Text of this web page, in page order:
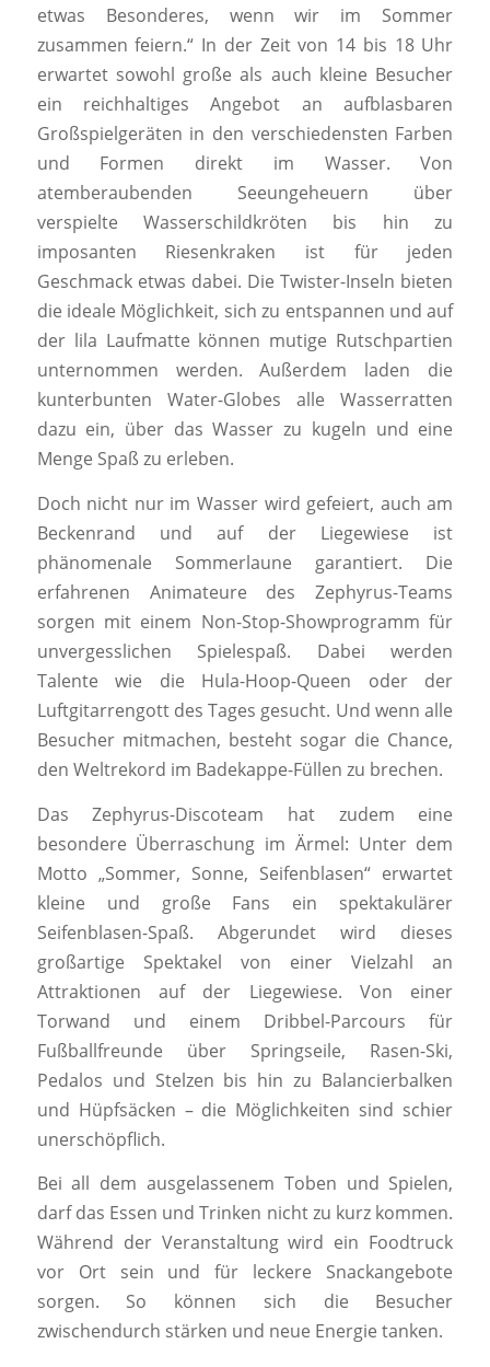
etwas Besonderes, wenn wir im Sommer
zusammen feiern.“ In der Zeit von 14 bis 18 Uhr
erwartet sowohl große als auch kleine Besucher
ein reichhaltiges Angebot an aufblasbaren
Großspielgeräten in den verschiedensten Farben
und Formen direkt im Wasser. Von
atemberaubenden Seeungeheuern über
verspielte Wasserschildkröten bis hin zu
imposanten Riesenkraken ist für jeden
Geschmack etwas dabei. Die Twister-Inseln bieten
die ideale Möglichkeit, sich zu entspannen und auf
der lila Laufmatte können mutige Rutschpartien
unternommen werden. Außerdem laden die
kunterbunten Water-Globes alle Wasserratten
dazu ein, über das Wasser zu kugeln und eine
Menge Spaß zu erleben.
Doch nicht nur im Wasser wird gefeiert, auch am
Beckenrand und auf der Liegewiese ist
phänomenale Sommerlaune garantiert. Die
erfahrenen Animateure des Zephyrus-Teams
sorgen mit einem Non-Stop-Showprogramm für
unvergesslichen Spielespaß. Dabei werden
Talente wie die Hula-Hoop-Queen oder der
Luftgitarrengott des Tages gesucht. Und wenn alle
Besucher mitmachen, besteht sogar die Chance,
den Weltrekord im Badekappe-Füllen zu brechen.
Das Zephyrus-Discoteam hat zudem eine
besondere Überraschung im Ärmel: Unter dem
Motto „Sommer, Sonne, Seifenblasen“ erwartet
kleine und große Fans ein spektakulärer
Seifenblasen-Spaß. Abgerundet wird dieses
großartige Spektakel von einer Vielzahl an
Attraktionen auf der Liegewiese. Von einer
Torwand und einem Dribbel-Parcours für
Fußballfreunde über Springseile, Rasen-Ski,
Pedalos und Stelzen bis hin zu Balancierbalken
und Hüpfsäcken – die Möglichkeiten sind schier
unerschöpflich.
Bei all dem ausgelassenem Toben und Spielen,
darf das Essen und Trinken nicht zu kurz kommen.
Während der Veranstaltung wird ein Foodtruck
vor Ort sein und für leckere Snackangebote
sorgen. So können sich die Besucher
zwischendurch stärken und neue Energie tanken.